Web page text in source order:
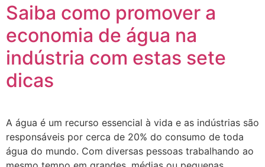
Saiba como promover a
economia de água na
indústria com estas sete
dicas
A água é um recurso essencial à vida e as indústrias são
responsáveis por cerca de 20% do consumo de toda
água do mundo. Com diversas pessoas trabalhando ao